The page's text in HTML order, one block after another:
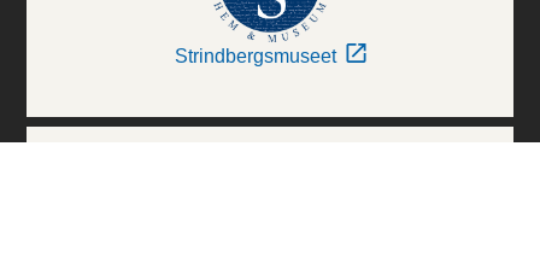
Strindbergsmuseet